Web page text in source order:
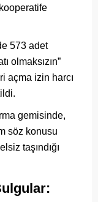
573 adet
olmaksızın”
açma izin harcı
gemisinde,
söz konusu
taşındığı